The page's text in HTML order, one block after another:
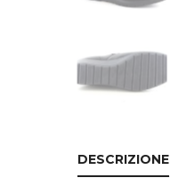
DESCRIZIONE